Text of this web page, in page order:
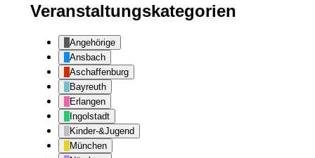
Veranstaltungskategorien
Angehörige
Ansbach
Aschaffenburg
Bayreuth
Erlangen
Ingolstadt
Kinder-&Jugend
München